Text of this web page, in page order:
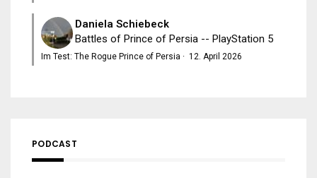
Daniela Schiebeck
Battles of Prince of Persia -- PlayStation 5
Im Test: The Rogue Prince of Persia · 12. April 2026
PODCAST